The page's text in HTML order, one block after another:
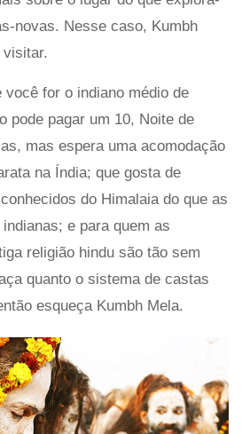
novas. Nesse caso, Kumbh
visitar.
for o indiano médio de
pode pagar um 10, Noite de
mas espera uma acomodação
na Índia; que gosta de
do Himalaia do que as
e para quem as
religião hindu são tão sem
quanto o sistema de castas
esqueça Kumbh Mela.